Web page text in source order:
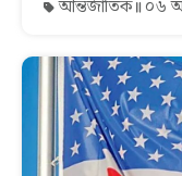
আন্তর্জাতিক ০৬